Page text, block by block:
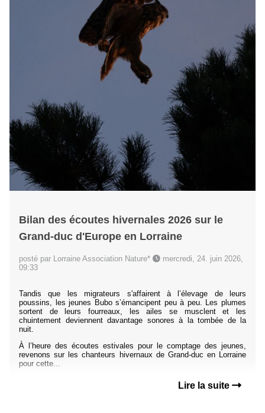
Bilan des écoutes hivernales 2026 sur le
Grand-duc d'Europe en Lorraine
posté par Lorraine Association Nature*
mercredi, 24. juin 2026,
09:33
Tandis que les migrateurs s'affairent à l’élevage de leurs
poussins, les jeunes Bubo s’émancipent peu à peu. Les plumes
sortent de leurs fourreaux, les ailes se musclent et les
chuintement deviennent davantage sonores à la tombée de la
nuit.
À l’heure des écoutes estivales pour le comptage des jeunes,
revenons sur les chanteurs hivernaux de Grand-duc en Lorraine
pour cette...
Lire la suite